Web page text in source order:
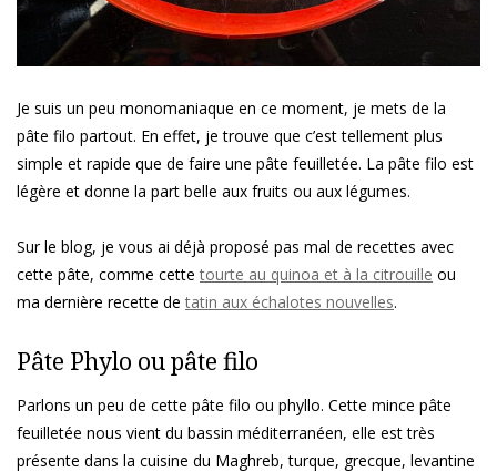
Je suis un peu monomaniaque en ce moment, je mets de la
pâte filo partout. En effet, je trouve que c’est tellement plus
simple et rapide que de faire une pâte feuilletée. La pâte filo est
légère et donne la part belle aux fruits ou aux légumes.
Sur le blog, je vous ai déjà proposé pas mal de recettes avec
cette pâte, comme cettetourte au quinoa et à la citrouille ou
ma dernière recette detatin aux échalotes nouvelles.
Pâte Phylo ou pâte filo
Parlons un peu de cette pâte filo ou phyllo. Cette mince pâte
feuilletée nous vient du bassin méditerranéen, elle est très
présente dans la cuisine du Maghreb, turque, grecque, levantine